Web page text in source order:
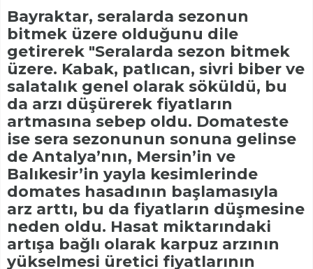
Bayraktar, seralarda sezonun
bitmek üzere olduğunu dile
getirerek "Seralarda sezon bitmek
üzere. Kabak, patlıcan, sivri biber ve
salatalık genel olarak söküldü, bu
da arzı düşürerek fiyatların
artmasına sebep oldu. Domateste
ise sera sezonunun sonuna gelinse
de Antalya’nın, Mersin’in ve
Balıkesir’in yayla kesimlerinde
domates hasadının başlamasıyla
arz arttı, bu da fiyatların düşmesine
neden oldu. Hasat miktarındaki
artışa bağlı olarak karpuz arzının
yükselmesi üretici fiyatlarının